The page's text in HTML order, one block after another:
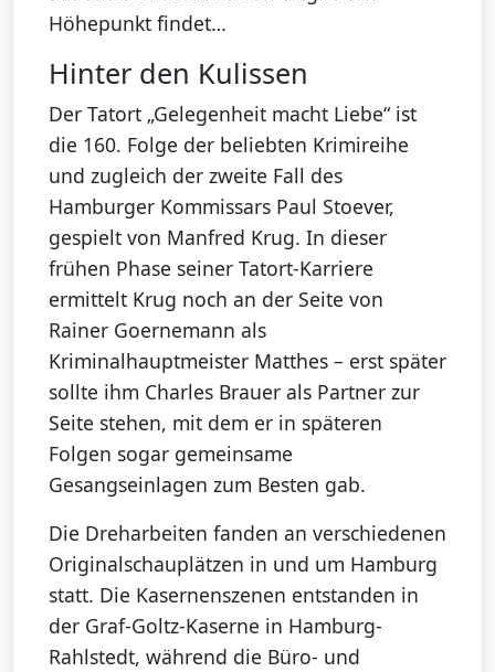
Höhepunkt findet…
Hinter den Kulissen
Der Tatort „Gelegenheit macht Liebe“ ist
die 160. Folge der beliebten Krimireihe
und zugleich der zweite Fall des
Hamburger Kommissars Paul Stoever,
gespielt von Manfred Krug. In dieser
frühen Phase seiner Tatort-Karriere
ermittelt Krug noch an der Seite von
Rainer Goernemann als
Kriminalhauptmeister Matthes – erst später
sollte ihm Charles Brauer als Partner zur
Seite stehen, mit dem er in späteren
Folgen sogar gemeinsame
Gesangseinlagen zum Besten gab.
Die Dreharbeiten fanden an verschiedenen
Originalschauplätzen in und um Hamburg
statt. Die Kasernenszenen entstanden in
der Graf-Goltz-Kaserne in Hamburg-
Rahlstedt, während die Büro- und